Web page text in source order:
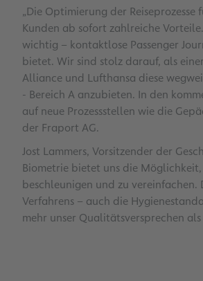
„Die Optimierung der
Kunden ab sofort zahlreiche
wichtig – kontaktlose Passenger
bietet. Wir sind stolz darauf, als
Alliance und Lufthansa diese
- Bereich A anzubieten. In den
auf neue Prozessstellen wie die
der Fraport AG.
Jost Lammers, Vorsitzender der
Biometrie bietet uns die
beschleunigen und zu
Verfahrens – auch die
mehr unser Qualitätsversprechen